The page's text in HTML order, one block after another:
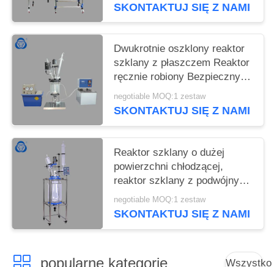
SKONTAKTUJ SIĘ Z NAMI
Dwukrotnie oszklony reaktor
szklany z płaszczem Reaktor
ręcznie robiony Bezpieczny
dla rozpuszczalnika
negotiable MOQ:1 zestaw
SKONTAKTUJ SIĘ Z NAMI
Reaktor szklany o dużej
powierzchni chłodzącej,
reaktor szklany z podwójnym
płaszczem
negotiable MOQ:1 zestaw
SKONTAKTUJ SIĘ Z NAMI
popularne kategorie Wszystko